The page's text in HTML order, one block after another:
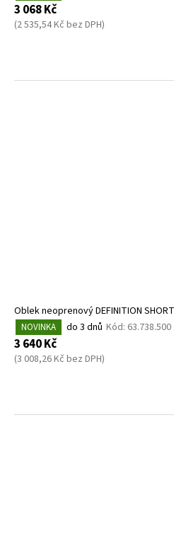
3 068 Kč
(2 535,54 Kč bez DPH)
Oblek neoprenový DEFINITION
NOVINKA do 3 dnů Kód: 63.738.500
3 640 Kč
(3 008,26 Kč bez DPH)